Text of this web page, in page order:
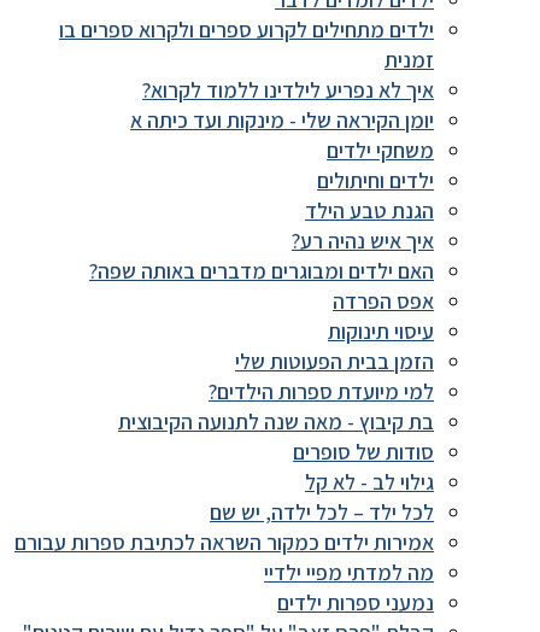
ילדים מתחילים לקרוע ספרים ולקרוא ספרים בו
זמנית
איך לא נפריע לילדינו ללמוד לקרוא?
יומן הקיראה שלי - מינקות ועד כיתה א
משחקי ילדים
ילדים וחיתולים
הגנת טבע הילד
איך איש נהיה רע?
האם ילדים ומבוגרים מדברים באותה שפה?
אפס הפרדה
עיסוי תינוקות
הזמן בבית הפעוטות שלי
למי מיועדת ספרות הילדים?
בת קיבוץ - מאה שנה לתנועה הקיבוצית
סודות של סופרים
גילוי לב - לא קל
לכל ילד – לכל ילדה, יש שם
אמירות ילדים כמקור השראה לכתיבת ספרות עבורם
מה למדתי מפיי ילדיי
נמעני ספרות ילדים